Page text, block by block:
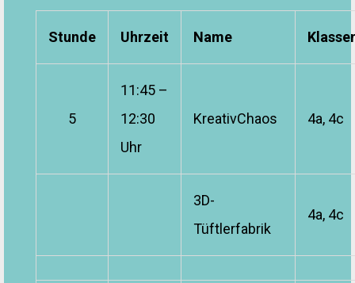
Stunde Uhrzeit Name
5
11:45 –
12:30
Uhr
KreativChaos 4a, 4c
3D-
Tüftlerfabrik
4a, 4c